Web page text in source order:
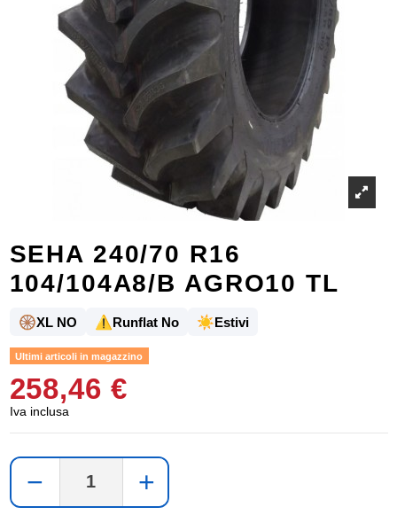
SEHA 240/70 R16
104/104A8/B AGRO10 TL
🛞XL NO ⚠️Runflat No ☀️Estivi
Ultimi articoli in magazzino
258,46 €
Iva inclusa
− +